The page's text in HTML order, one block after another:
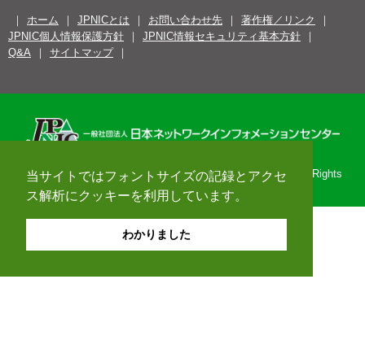
当サイトではフォントサイズの記録とアクセ
ス解析にクッキーを利用しています。
わかりました
ホーム JPNICとは お問い合わせ先
著作権／リンク
JPNIC個人情報保護方針
JPNIC情報セキュリティ基本方針
Q&A
サイトマップ
Copyright© 1996-2026 Japan Network Information Center. All Rights
Reserved.